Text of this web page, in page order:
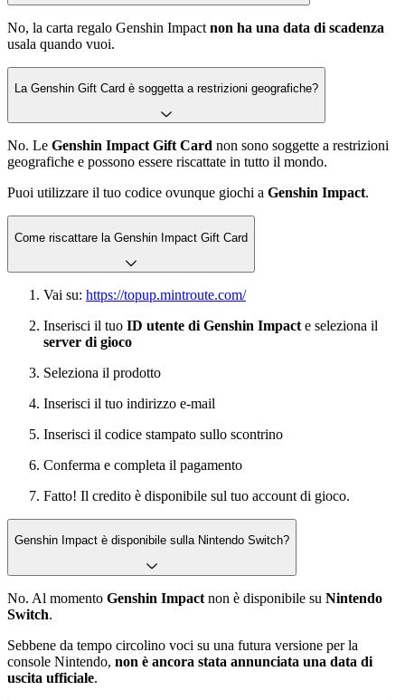
No, la carta regalo Genshin Impact non ha una data di scadenza
usala quando vuoi.
La Genshin Gift Card è soggetta a restrizioni geografiche?
No. Le Genshin Impact Gift Card non sono soggette a restrizioni
geografiche e possono essere riscattate in tutto il mondo.
Puoi utilizzare il tuo codice ovunque giochi a Genshin Impact.
Come riscattare la Genshin Impact Gift Card
Vai su: https://topup.mintroute.com/
Inserisci il tuo ID utente di Genshin Impact e seleziona il
server di gioco
Seleziona il prodotto
Inserisci il tuo indirizzo e-mail
Inserisci il codice stampato sullo scontrino
Conferma e completa il pagamento
Fatto! Il credito è disponibile sul tuo account di gioco.
Genshin Impact è disponibile sulla Nintendo Switch?
No. Al momento Genshin Impact non è disponibile su Nintendo
Switch.
Sebbene da tempo circolino voci su una futura versione per la
console Nintendo, non è ancora stata annunciata una data di
uscita ufficiale.